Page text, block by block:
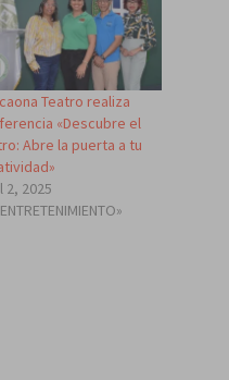
Teatro realiza
«Descubre el
Abre la puerta a tu
2, 2025